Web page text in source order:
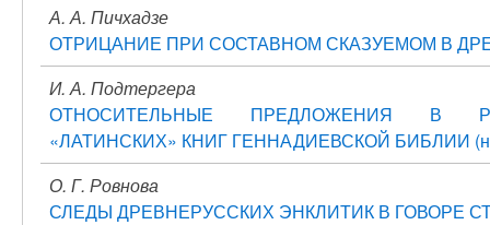
А. А. Пичхадзе
ОТРИЦАНИЕ ПРИ СОСТАВНОМ СКАЗУЕМОМ В
И. А. Подтергера
ОТНОСИТЕЛЬНЫЕ ПРЕДЛОЖЕНИЯ В
«ЛАТИНСКИХ» КНИГ ГЕННАДИЕВСКОЙ БИБЛИИ (на
О. Г. Ровнова
СЛЕДЫ ДРЕВНЕРУССКИХ ЭНКЛИТИК В ГОВОРЕ